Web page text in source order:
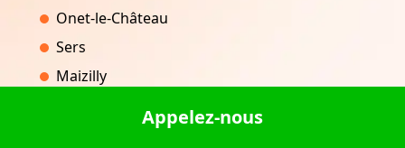
Onet-le-Château
Sers
Maizilly
Appelez-nous